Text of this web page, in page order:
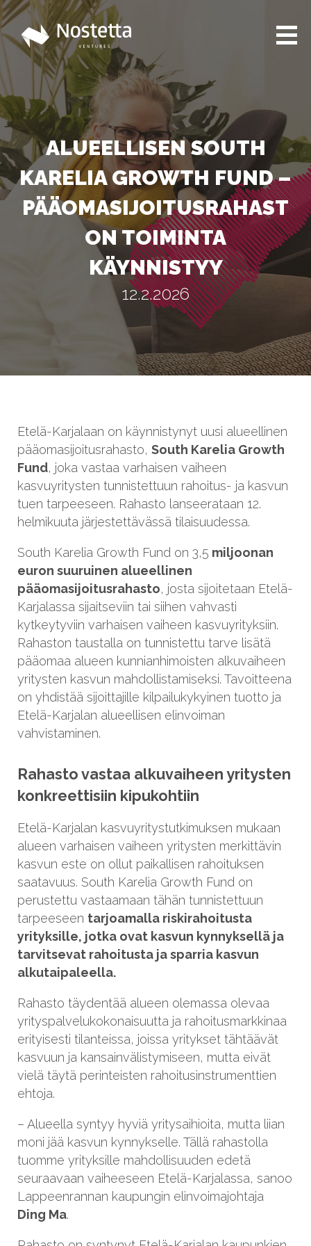
Toiminta
Tiimi
Portfolio
Rahastot
North Savo Startup Fund
South Karelia Growth Fund
LinkedIn
Ota yhteyttä
ALUEELLISEN SOUTH
KARELIA GROWTH FUND –
PÄÄOMASIJOITUSRAHAST
ON TOIMINTA
KÄYNNISTYY
12.2.2026
Etelä-Karjalaan on käynnistynyt uusi alueellinen
pääomasijoitusrahasto, South Karelia Growth
Fund, joka vastaa varhaisen vaiheen
kasvuyritysten tunnistettuun rahoitus- ja kasvun
tuen tarpeeseen. Rahasto lanseerataan 12.
helmikuuta järjestettävässä tilaisuudessa.
South Karelia Growth Fund on 3,5 miljoonan
euron suuruinen alueellinen
pääomasijoitusrahasto, josta sijoitetaan Etelä-
Karjalassa sijaitseviin tai siihen vahvasti
kytkeytyviin varhaisen vaiheen kasvuyrityksiin.
Rahaston taustalla on tunnistettu tarve lisätä
pääomaa alueen kunnianhimoisten alkuvaiheen
yritysten kasvun mahdollistamiseksi. Tavoitteena
on yhdistää sijoittajille kilpailukykyinen tuotto ja
Etelä-Karjalan alueellisen elinvoiman
vahvistaminen.
Rahasto vastaa alkuvaiheen yritysten
konkreettisiin kipukohtiin
Etelä-Karjalan kasvuyritystutkimuksen mukaan
alueen varhaisen vaiheen yritysten merkittävin
kasvun este on ollut paikallisen rahoituksen
saatavuus. South Karelia Growth Fund on
perustettu vastaamaan tähän tunnistettuun
tarpeeseen tarjoamalla riskirahoitusta
yrityksille, jotka ovat kasvun kynnyksellä ja
tarvitsevat rahoitusta ja sparria kasvun
alkutaipaleella.
Rahasto täydentää alueen olemassa olevaa
yrityspalvelukokonaisuutta ja rahoitusmarkkinaa
erityisesti tilanteissa, joissa yritykset tähtäävät
kasvuun ja kansainvälistymiseen, mutta eivät
vielä täytä perinteisten rahoitusinstrumenttien
ehtoja.
– Alueella syntyy hyviä yritysaihioita, mutta liian
moni jää kasvun kynnykselle. Tällä rahastolla
tuomme yrityksille mahdollisuuden edetä
seuraavaan vaiheeseen Etelä-Karjalassa, sanoo
Lappeenrannan kaupungin elinvoimajohtaja
Ding Ma.